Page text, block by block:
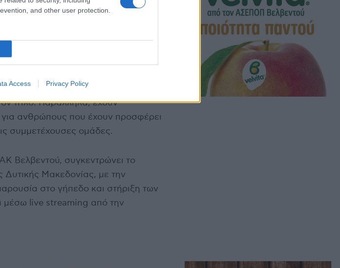
and other user protection.
Access Privacy Policy
να στρέφεται στις ομάδες που θα
τίτλο. Παράλληλα, έχουν
για ανθρώπους που έχουν προσφέρει
συμμετέχουσες ομάδες.
Βελβεντού, συγκεντρώνει το
Δυτικής Μακεδονίας, με την
στο γήπεδο και στήριξη των
μέσω live streaming από την